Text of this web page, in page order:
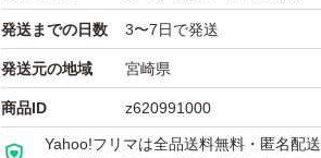
＼こんなシーンにおすすめ／
・忙しい日の「あと一品」に。
・常備菜として冷蔵庫にストック。
・ご飯のお供やおつまみに。
発送までの日数 3〜7日で発送
発送元の地域 宮崎県
商品ID z620991000
Yahoo!フリマは全品送料無料・匿名配送